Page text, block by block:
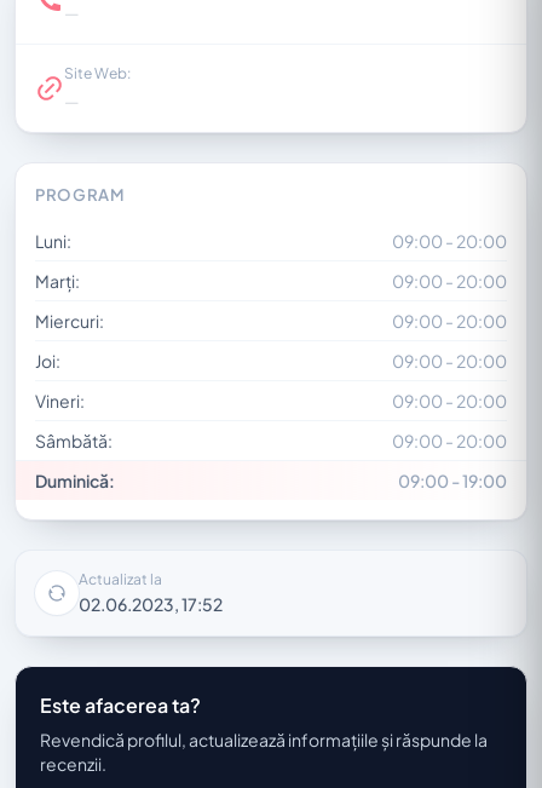
—
Site Web:
—
PROGRAM
Luni:
09:00 - 20:00
Marți:
09:00 - 20:00
Miercuri:
09:00 - 20:00
Joi:
09:00 - 20:00
Vineri:
09:00 - 20:00
Sâmbătă:
09:00 - 20:00
Duminică:
09:00 - 19:00
Actualizat la
02.06.2023, 17:52
Este afacerea ta?
Revendică profilul, actualizează informațiile și răspunde la
recenzii.